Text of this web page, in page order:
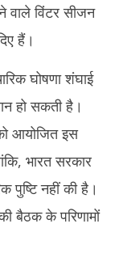
से पहले दोनों देशों के
वाले विंटर सीजन
हैं।
घोषणा शंघाई
हो सकती है।
आयोजित इस
भारत सरकार
पुष्टि नहीं की है।
बैठक के परिणामों